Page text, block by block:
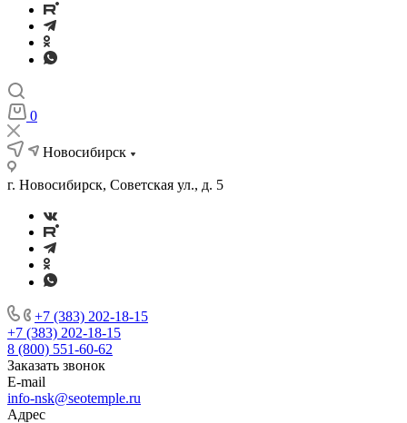
0
Новосибирск
г. Новосибирск, Советская ул., д. 5
+7 (383) 202-18-15
+7 (383) 202-18-15
8 (800) 551-60-62
Заказать звонок
E-mail
info-nsk@seotemple.ru
Адрес